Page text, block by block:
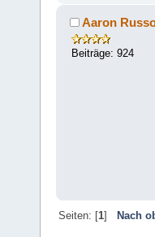
Aaron
Beiträge: 924
Seiten: [1] Nach